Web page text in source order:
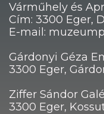
Várműhely és
Cím: 3300 Eger,
E-mail:
Gárdonyi Géza
3300 Eger,
Ziffer Sándor
3300 Eger,